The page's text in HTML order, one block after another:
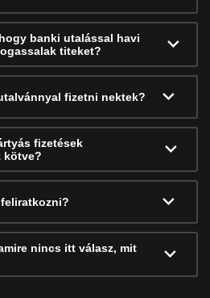
banki utalással havi
titeket?
fizetni nektek?
fizetések
kötve?
nincs itt válasz, mit